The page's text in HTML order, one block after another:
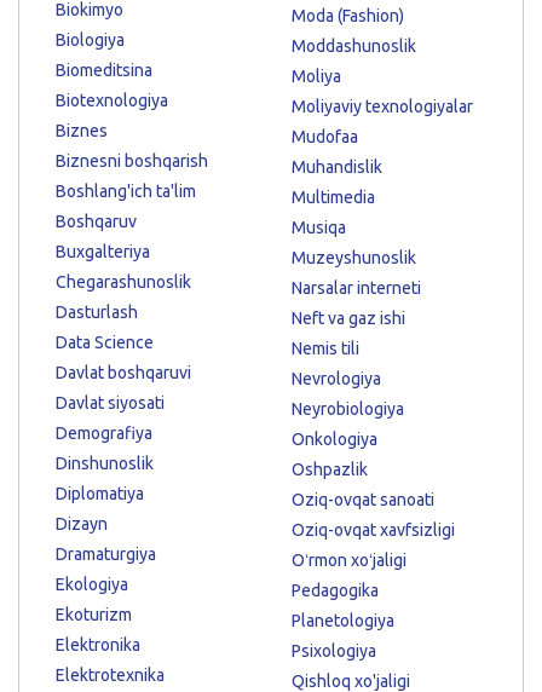
Biokimyo
Biologiya
Biomeditsina
Biotexnologiya
Biznes
Biznesni boshqarish
Boshlang'ich ta'lim
Boshqaruv
Buxgalteriya
Chegarashunoslik
Dasturlash
Data Science
Davlat boshqaruvi
Davlat siyosati
Demografiya
Dinshunoslik
Diplomatiya
Dizayn
Dramaturgiya
Ekologiya
Ekoturizm
Elektronika
Elektrotexnika
Moda (Fashion)
Moddashunoslik
Moliya
Moliyaviy texnologiyalar
Mudofaa
Muhandislik
Multimedia
Musiqa
Muzeyshunoslik
Narsalar interneti
Neft va gaz ishi
Nemis tili
Nevrologiya
Neyrobiologiya
Onkologiya
Oshpazlik
Oziq-ovqat sanoati
Oziq-ovqat xavfsizligi
Oʻrmon xoʻjaligi
Pedagogika
Planetologiya
Psixologiya
Qishloq xo'jaligi